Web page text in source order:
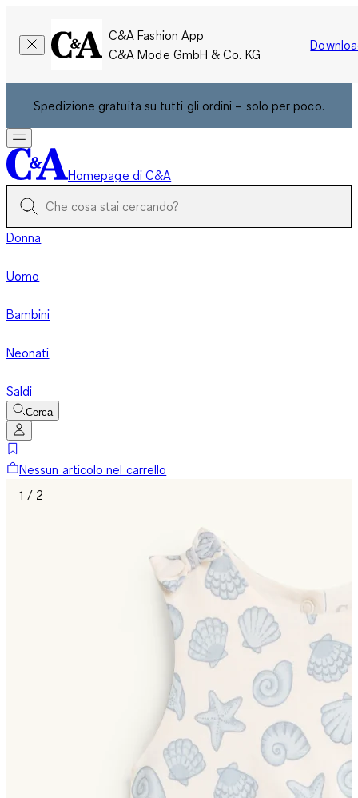
C&A Fashion App
C&A Mode GmbH & Co. KG
Spedizione gratuita su tutti gli ordini – solo per poco.
Homepage di C&A
Donna
Uomo
Bambini
Neonati
Saldi
Cerca
Nessun articolo nel carrello
1 / 2